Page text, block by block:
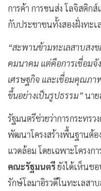
การค้า การขนส่ง โลจิสติก
กับประชาชนทั้งสองฝั่งทะเ
“สะพานข้ามทะเลสาบสง
คมนาคม แต่คือการเชื่อมจั
เศรษฐกิจ และเชื่อมคุณภ
ขึ้นอย่างเป็นรูปธรรม”นา
รัฐมนตรีช่วยว่าการกระทรว
พัฒนาโครงสร้างพื้นฐานต้
แวดล้อม โดยเฉพาะโครงก
คณะรัฐมนตรียังได้เห็นช
รักษ์โลมาอิรวดีในทะเลสา